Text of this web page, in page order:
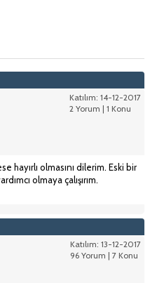
Katılım: 14-12-2017
2 Yorum | 1 Konu
hayırlı olmasını dilerim. Eski bir
olmaya çalışırım.
Katılım: 13-12-2017
96 Yorum | 7 Konu